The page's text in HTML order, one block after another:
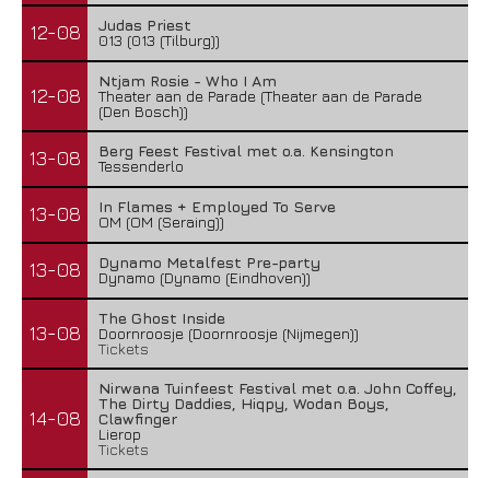
12-08
Judas Priest
013 (013 (Tilburg))
12-08
Ntjam Rosie - Who I Am
Theater aan de Parade (Theater aan de Parade
(Den Bosch))
13-08
Berg Feest Festival met o.a. Kensington
Tessenderlo
13-08
In Flames + Employed To Serve
OM (OM (Seraing))
13-08
Dynamo Metalfest Pre-party
Dynamo (Dynamo (Eindhoven))
13-08
The Ghost Inside
Doornroosje (Doornroosje (Nijmegen))
Tickets
14-08
Nirwana Tuinfeest Festival met o.a. John Coffey,
The Dirty Daddies, Hiqpy, Wodan Boys,
Clawfinger
Lierop
Tickets